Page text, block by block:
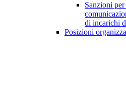
Sanzioni
di incarichi
Posizioni